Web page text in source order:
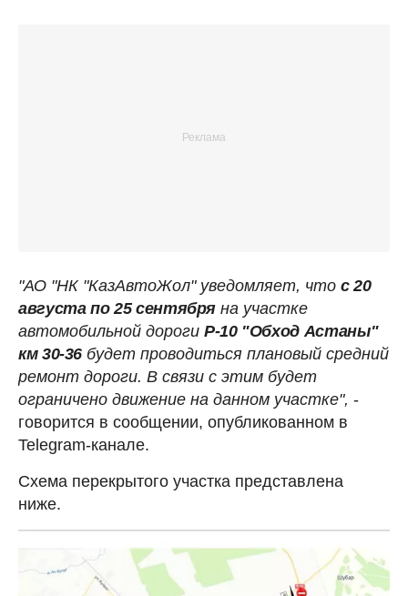
"АО "НК "КазАвтоЖол" уведомляет, что с 20
августа по 25 сентября на участке
автомобильной дороги Р-10 "Обход Астаны"
км 30-36 будет проводиться плановый средний
ремонт дороги. В связи с этим будет
ограничено движение на данном участке", -
говорится в сообщении, опубликованном в
Telegram-канале.
Схема перекрытого участка представлена
ниже.